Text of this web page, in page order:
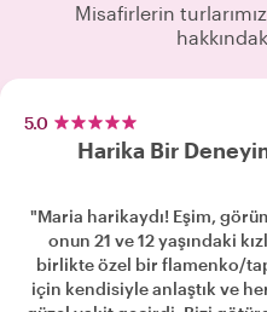
Misafirlerin
5.0
Harika Bir
"Maria harikaydı! Eşim,
onun 21 ve 12 yaşındaki
birlikte özel bir flamenko/
için kendisiyle anlaştık ve